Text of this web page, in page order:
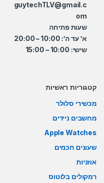
guytechTLV@gmail.c
om
שעות פתיחה
א’ עד ה’: 10:00 – 20:00
שישי: 10:00 – 15:00
קטגוריות ראשיות
מכשירי סלולר
מחשבים ניידים
Apple Watches
שעונים חכמים
אוזניות
רמקולים בלוטוס